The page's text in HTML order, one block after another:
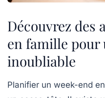
Découvrez des
en famille pour
inoubliable
Planifier un week-end